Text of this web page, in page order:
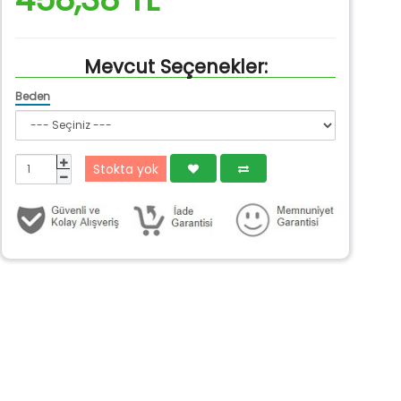
Mevcut Seçenekler:
Beden
Stokta yok